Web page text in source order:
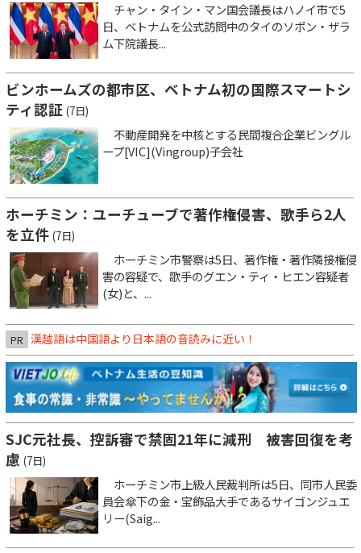
チャン・タイン・マン国会議長はハノイ市で5
日、ベトナムを公式訪問中のタイのソポン・ザラ
ム下院議長...
ビンホームズの都市区、ベトナム初の国際スマートシ
ティ認証 (7日)
不動産開発を中核とする民間複合企業ビングル
ープ[VIC](Vingroup)子会社
ホーチミン：ユーチューブで著作権侵害、歌手ら2人
を立件 (7日)
ホーチミン市警察は5日、著作権・著作隣接権侵
害の容疑で、歌手のグエン・ティ・ヒエン容疑者
(女)と、...
PR 漢越語は中国語より日本語の音読みに近い！
SJC元社長、控訴審で禁固21年に減刑 被害回復を考
慮 (7日)
ホーチミン市上級人民裁判所は5日、同市人民委
員会傘下の金・宝飾品大手であるサイゴンジュエ
リー(Saig...